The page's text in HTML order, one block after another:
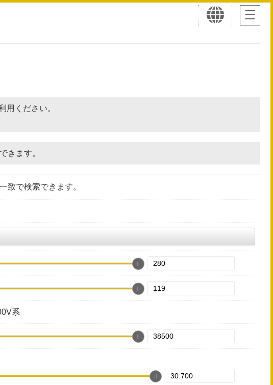
用ください。
きます。
致で検索できます。
系